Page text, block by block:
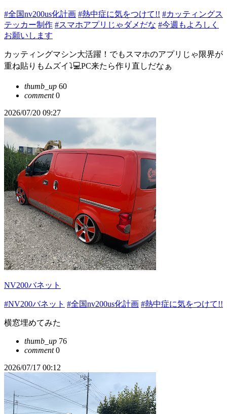
#全国nv200us化計画 #熱中症に気をつけて!! #カッティングス
テッカー制作 #スマホアプリじゃダメだな #今週もよろしく
お願いします
カッティングマシン大活躍！でもスマホのアプリじゃ限界が
重ね貼りもムズイ⤵️💻PC来たら作り直しだなぁ
thumb_up 60
comment0
2026/07/20 09:27
NV200バネット
#NV200バネット #全国nv200us化計画 #熱中症に気をつけて!!
横窓埋めてみた
thumb_up 76
comment0
2026/07/17 00:12